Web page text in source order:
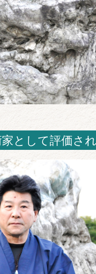
として評価さ